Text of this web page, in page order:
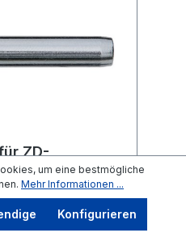
ZD-
ZD-8903A
mm
um eine bestmögliche
Mehr Informationen ...
Konfigurieren